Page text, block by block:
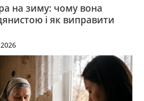
на зиму: чому вона
і як виправити